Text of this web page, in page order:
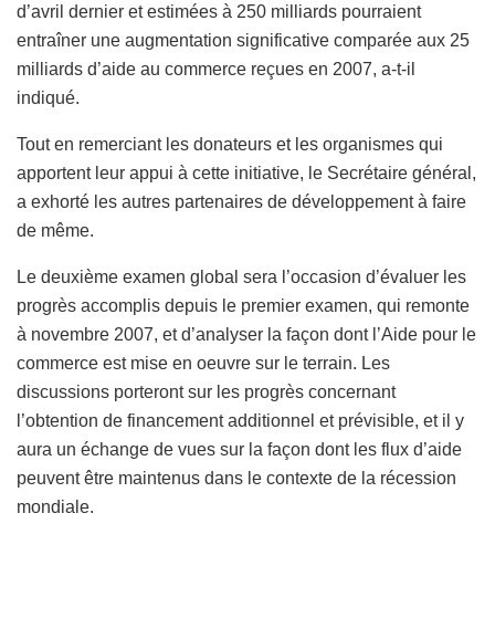
d’avril dernier et estimées à 250 milliards pourraient
entraîner une augmentation significative comparée aux 25
milliards d’aide au commerce reçues en 2007, a-t-il
indiqué.
Tout en remerciant les donateurs et les organismes qui
apportent leur appui à cette initiative, le Secrétaire général,
a exhorté les autres partenaires de développement à faire
de même.
Le deuxième examen global sera l’occasion d’évaluer les
progrès accomplis depuis le premier examen, qui remonte
à novembre 2007, et d’analyser la façon dont l’Aide pour le
commerce est mise en oeuvre sur le terrain. Les
discussions porteront sur les progrès concernant
l’obtention de financement additionnel et prévisible, et il y
aura un échange de vues sur la façon dont les flux d’aide
peuvent être maintenus dans le contexte de la récession
mondiale.